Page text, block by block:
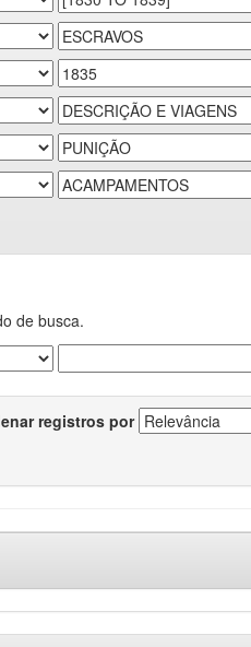
de busca.
registros por